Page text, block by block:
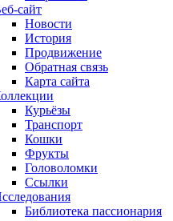
сайт
Новости
История
Продвижение
Обратная связь
Карта сайта
Курьёзы
Транспорт
Кошки
Фрукты
Головоломки
Ссылки
Библиотека пассионария